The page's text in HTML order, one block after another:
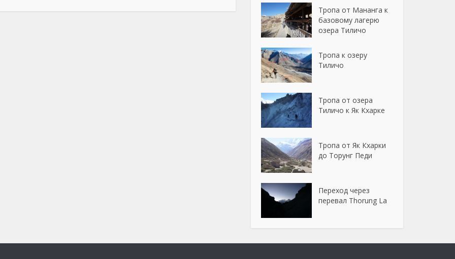
Тропа от Мананга к
базовому лагерю
озера Тиличо
Тропа к озеру
Тиличо
Тропа от озера
Тиличо к Як Кхарке
Тропа от Як Кхарки
до Торунг Педи
Переход через
перевал Thorung La